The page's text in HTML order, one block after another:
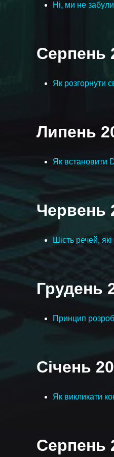
Ні, ми не
Серпень
Як розгорнути
Липень
Як встановити
Червень
Шість речей,
Грудень
Принцип
Січень
Як викликати
Серпень